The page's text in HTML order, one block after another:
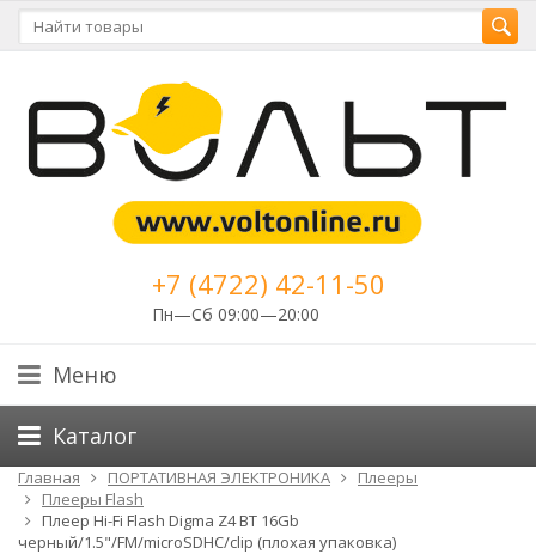
+7 (4722) 42-11-50
Пн—Сб 09:00—20:00
Меню
Каталог
Главная ПОРТАТИВНАЯ ЭЛЕКТРОНИКА
Плееры
Плееры Flash
Плеер Hi-Fi Flash Digma Z4 BT 16Gb
черный/1.5"/FM/microSDHC/clip (плохая упаковка)